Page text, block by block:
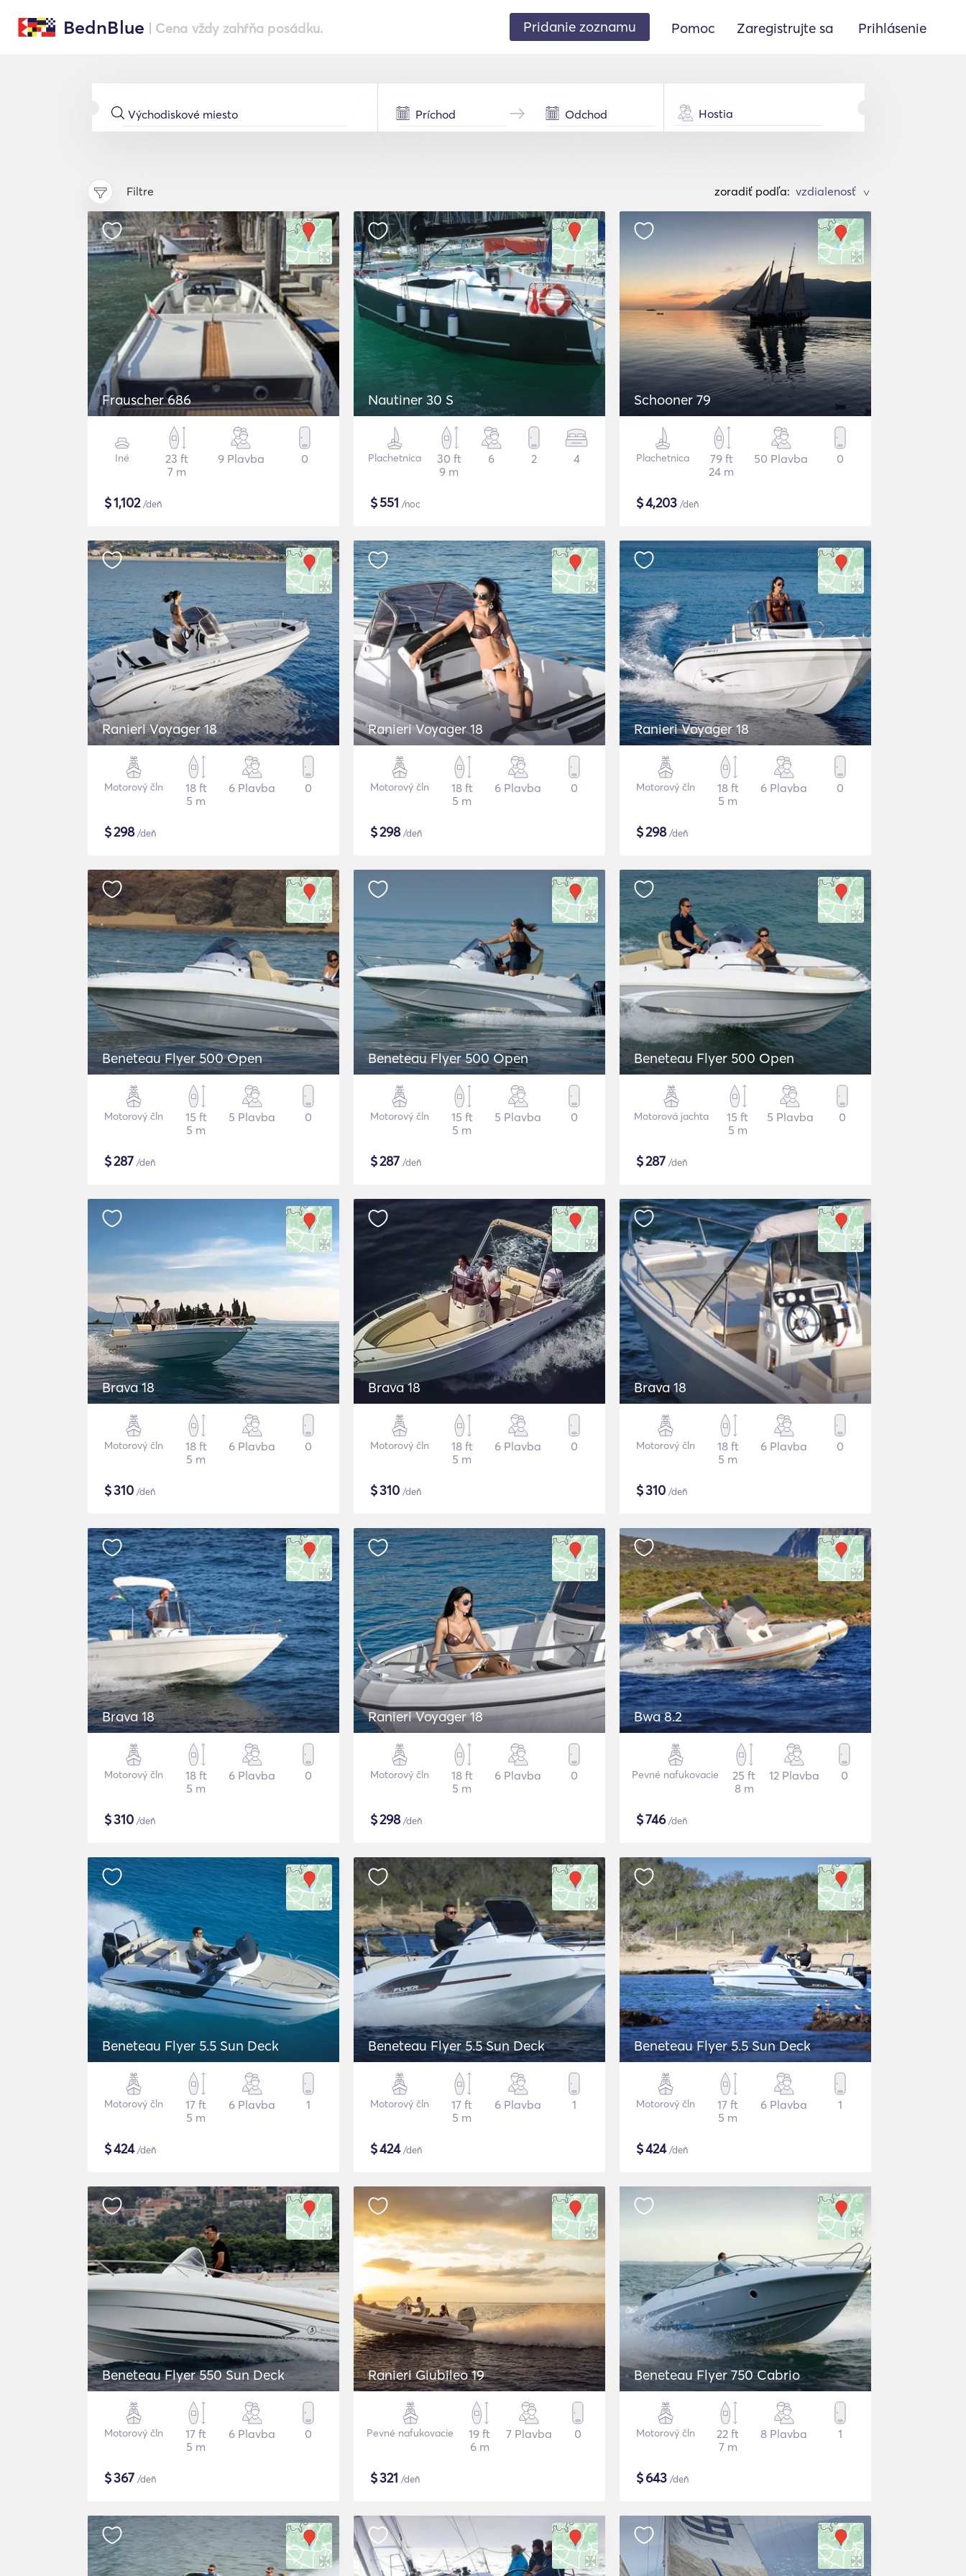
BednBlue | Cena vždy zahŕňa posádku. Pridanie zoznamu Pomoc Zaregistrujte sa Prihlásenie
Hostia
Filtre zoradiť podľa: >
Frauscher 686
Iné
23 ft
7 m
9 Plavba 0
$1,102/deň
Nautiner 30 S
Plachetnica
30 ft
9 m
6 2 4
$551 /noc
Schooner 79
Plachetnica
79 ft
24 m
50 Plavba 0
$4,203 /deň
Ranieri Voyager 18
Motorový čln
18 ft
5 m
6 Plavba 0
$298/deň
Ranieri Voyager 18
Motorový čln
18 ft
5 m
6 Plavba 0
$298/deň
Ranieri Voyager 18
Motorový čln
18 ft
5 m
6 Plavba 0
$298/deň
Beneteau Flyer 500 Open
Motorový čln
15 ft
5 m
5 Plavba 0
$287 /deň
Beneteau Flyer 500 Open
Motorový čln
15 ft
5 m
5 Plavba 0
$287 /deň
Beneteau Flyer 500 Open
Motorová jachta
15 ft
5 m
5 Plavba 0
$287 /deň
Brava 18
Motorový čln
18 ft
5 m
6 Plavba 0
$310 /deň
Brava 18
Motorový čln
18 ft
5 m
6 Plavba 0
$310 /deň
Brava 18
Motorový čln
18 ft
5 m
6 Plavba 0
$310 /deň
Brava 18
Motorový čln
18 ft
5 m
6 Plavba 0
$310 /deň
Ranieri Voyager 18
Motorový čln
18 ft
5 m
6 Plavba 0
$298/deň
Bwa 8.2
Pevné nafukovacie
25 ft
8 m
12 Plavba 0
$746/deň
Beneteau Flyer 5.5 Sun Deck
Motorový čln
17 ft
5 m
6 Plavba 1
$424/deň
Beneteau Flyer 5.5 Sun Deck
Motorový čln
17 ft
5 m
6 Plavba 1
$424/deň
Beneteau Flyer 5.5 Sun Deck
Motorový čln
17 ft
5 m
6 Plavba 1
$424/deň
Beneteau Flyer 550 Sun Deck
Motorový čln
17 ft
5 m
6 Plavba 0
$367 /deň
Ranieri Giubileo 19
Pevné nafukovacie
19 ft
6 m
7 Plavba 0
$321 /deň
Beneteau Flyer 750 Cabrio
Motorový čln
22 ft
7 m
8 Plavba 1
$643 /deň